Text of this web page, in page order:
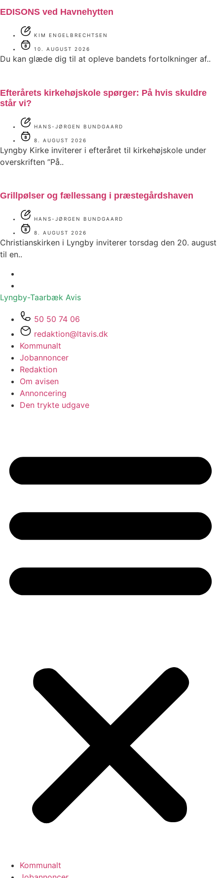
EDISONS ved Havnehytten
KIM ENGELBRECHTSEN
10. AUGUST 2026
Du kan glæde dig til at opleve bandets fortolkninger af..
Efterårets kirkehøjskole spørger: På hvis skuldre
står vi?
HANS-JØRGEN BUNDGAARD
8. AUGUST 2026
Lyngby Kirke inviterer i efteråret til kirkehøjskole under
overskriften ”På..
Grillpølser og fællessang i præstegårdshaven
HANS-JØRGEN BUNDGAARD
8. AUGUST 2026
Christianskirken i Lyngby inviterer torsdag den 20. august
til en..
Lyngby-Taarbæk Avis
50 50 74 06
redaktion@ltavis.dk
Kommunalt
Jobannoncer
Redaktion
Om avisen
Annoncering
Den trykte udgave
Kommunalt